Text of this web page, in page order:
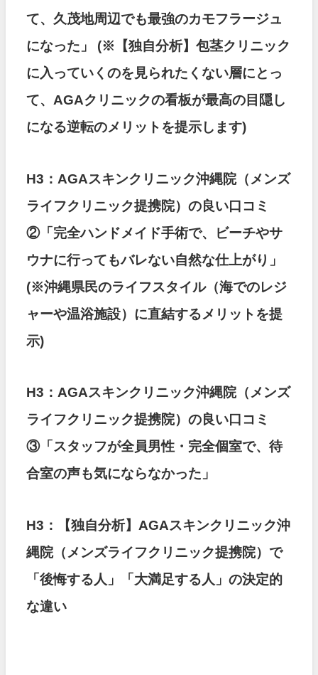
て、久茂地周辺でも最強のカモフラージュ
になった」 (※【独自分析】包茎クリニック
に入っていくのを見られたくない層にとっ
て、AGAクリニックの看板が最高の目隠し
になる逆転のメリットを提示します)
H3：AGAスキンクリニック沖縄院（メンズ
ライフクリニック提携院）の良い口コミ
②「完全ハンドメイド手術で、ビーチやサ
ウナに行ってもバレない自然な仕上がり」
(※沖縄県民のライフスタイル（海でのレジ
ャーや温浴施設）に直結するメリットを提
示)
H3：AGAスキンクリニック沖縄院（メンズ
ライフクリニック提携院）の良い口コミ
③「スタッフが全員男性・完全個室で、待
合室の声も気にならなかった」
H3：【独自分析】AGAスキンクリニック沖
縄院（メンズライフクリニック提携院）で
「後悔する人」「大満足する人」の決定的
な違い